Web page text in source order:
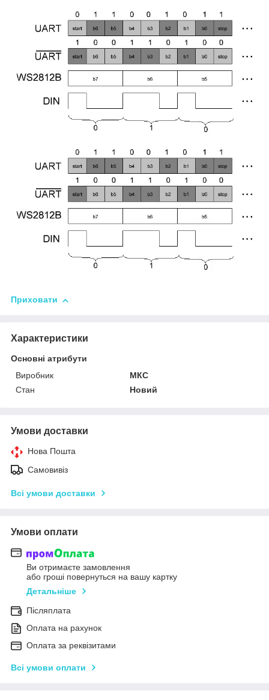
Приховати
Характеристики
Основні атрибути
Виробник
МКС
Стан
Новий
Умови доставки
Нова Пошта
Самовивіз
Всі умови доставки
Умови оплати
Ви отримаєте замовлення
або гроші повернуться на вашу картку
Детальніше
Післяплата
Оплата на рахунок
Оплата за реквізитами
Всі умови оплати